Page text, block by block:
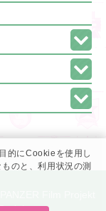
的にCookieを使用し
のと、利用状況の測
Film Projekt